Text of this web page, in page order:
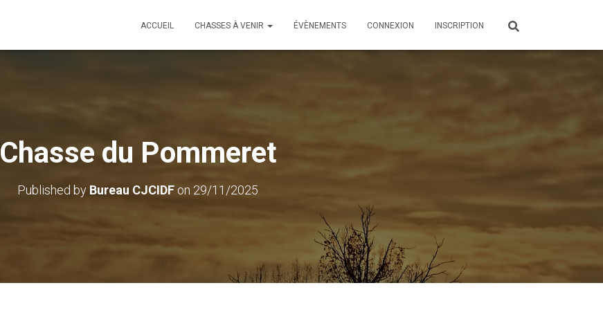
ACCUEIL CHASSES À VENIR ÉVÈNEMENTS CONNEXION INSCRIPTION
Chasse du Pommeret
Published by Bureau CJCIDF on 29/11/2025